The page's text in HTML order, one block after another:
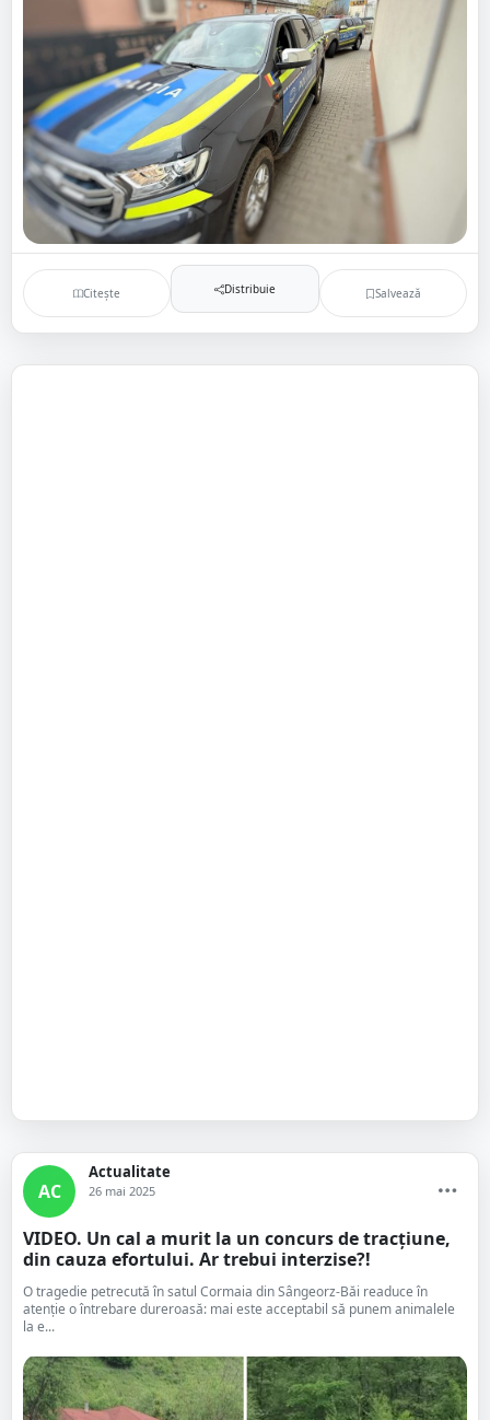
Citește Distribuie Salvează
AC
Actualitate
26 mai 2025
VIDEO. Un cal a murit la un concurs de tracțiune,
din cauza efortului. Ar trebui interzise?!
O tragedie petrecută în satul Cormaia din Sângeorz-Băi readuce în
atenție o întrebare dureroasă: mai este acceptabil să punem animalele
la e...